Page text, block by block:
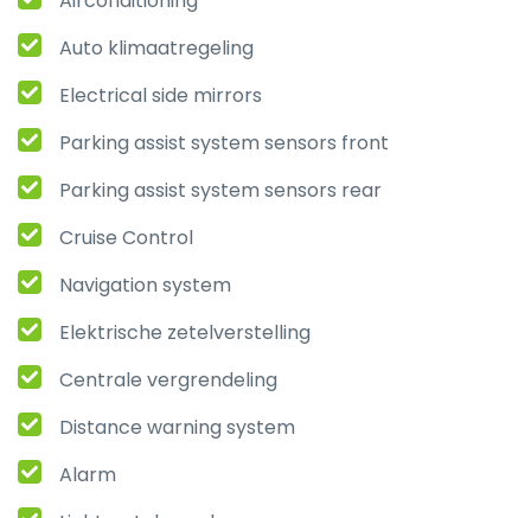
Auto klimaatregeling
Electrical side mirrors
Parking assist system sensors front
Parking assist system sensors rear
Cruise Control
Navigation system
Elektrische zetelverstelling
Centrale vergrendeling
Distance warning system
Alarm